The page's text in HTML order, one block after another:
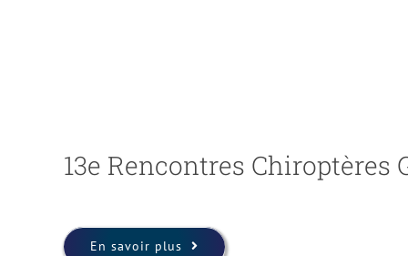
13e Rencontres Chiroptères
En savoir plus